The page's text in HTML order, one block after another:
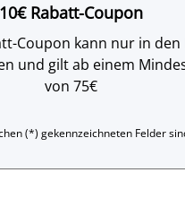
10€ Rabatt-Coupon
Coupon kann nur in den
und gilt ab einem
von 75€
(*) gekennzeichneten Felder